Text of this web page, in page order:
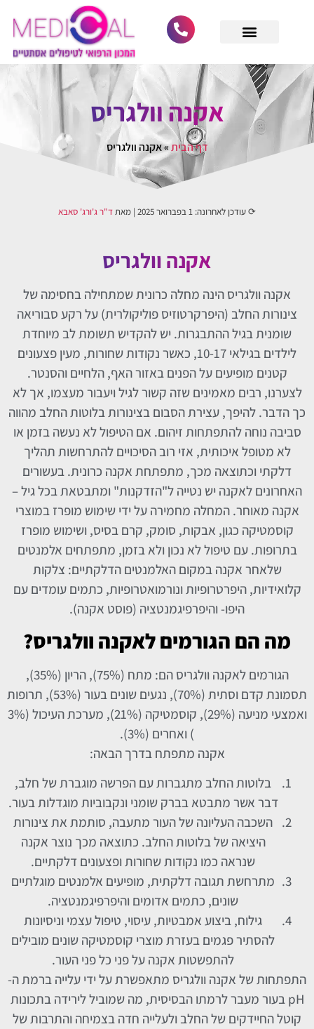
אקנה וולגריס
דף הבית»אקנה וולגריס
⟳ עודכן לאחרונה:1 בפברואר 2025 | מאתד"ר ג'ורג' סאבא
אקנה וולגריס
אקנה וולגריס הינה מחלה כרונית שמתחילה בחסימה של
צינורות החלב (היפרקרטוזיס פוליקולרית) על רקע סבוריאה
שומנית בגיל ההתבגרות. יש להקדיש תשומת לב מיוחדת
לילדים בגילאי 10-17, כאשר נקודות שחורות, מעין פצעונים
קטנים מופיעים על הפנים באזור האף, הלחיים והסנטר.
לצערנו, רבים מאמינים שזה קשור לגיל ויעבור מעצמו, אך לא
כך הדבר. להיפך, עצירת הסבום בצינורות בלוטות החלב מהווה
סביבה נוחה להתפתחות זיהום. אם הטיפול לא נעשה בזמן או
לא מטופל איכותית, אזי רוב הסיכויים להתרחשות תהליך
דלקתי וכתוצאה מכך, מתפתחת אקנה כרונית. בעשורים
האחרונים לאקנה יש נטייה ל"הזדקנות" ומתבטאת בכל גיל –
אקנה מאוחר. המחלה מחמירה על ידי שימוש מופרז במוצרי
קוסמטיקה כגון, אבקות, סומק, קרם בסיס, ושימוש מופרז
בתרופות. עם טיפול לא נכון ולא בזמן, מתפתחים אלמנטים
שלאחר אקנה במקום האלמנטים הדלקתיים: צלקות
קלואידיות, היפרטרופיות ונורמואטרופיות, כתמים עומדים עם
היפו- והיפרפיגמנטציה (פוסט אקנה).
מה הם הגורמים לאקנה וולגריס?
הגורמים לאקנה וולגריס הם: מתח (75%), הריון (35%),
תסמונת קדם וסתית (70%), נגעים שונים בעור (53%), תרופות
ואמצעי מניעה (29%), קוסמטיקה (21%), מערכת העיכול (3%
) ואחרים (3%).
אקנה מתפתח בדרך הבאה:
בלוטות החלב מתגברות עם הפרשה מוגברת של חלב,
דבר אשר מתבטא בברק שומני ונקבוביות מוגדלות בעור.
השכבה העליונה של העור מתעבה, סותמת את צינורות
היציאה של בלוטות החלב. כתוצאה מכך נוצר אקנה
שנראה כמו נקודות שחורות ופצעונים דלקתיים.
מתרחשת תגובה דלקתית, מופיעים אלמנטים מוגלתיים
שונים, כתמים אדומים והיפרפיגמנטציה.
גילוח, ביצוע אמבטיות, עיסוי, טיפול עצמי וניסיונות
להסתיר פגמים בעזרת מוצרי קוסמטיקה שונים מובילים
להתפשטות אקנה על פני כל פני העור.
התפתחות של אקנה וולגריס מתאפשרת על ידי עלייה ברמת ה-
pH בעור מעבר לרמתו הבסיסית, מה שמוביל לירידה בתכונות
קוטל החיידקים של החלב ולעלייה חדה בצמיחה והתרבות של